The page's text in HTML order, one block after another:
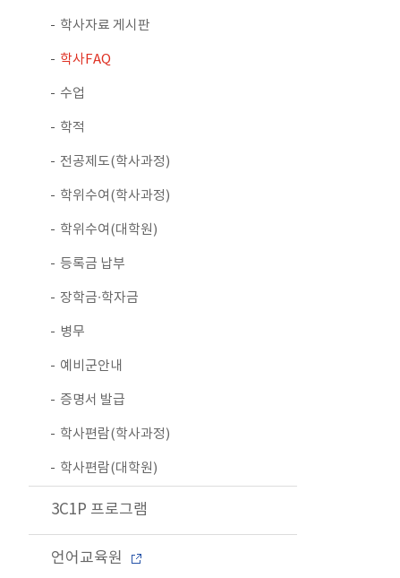
학사자료 게시판
학사FAQ
수업
학적
전공제도(학사과정)
학위수여(학사과정)
학위수여(대학원)
등록금 납부
장학금∙학자금
병무
예비군안내
증명서 발급
학사편람(학사과정)
학사편람(대학원)
3C1P 프로그램
언어교육원